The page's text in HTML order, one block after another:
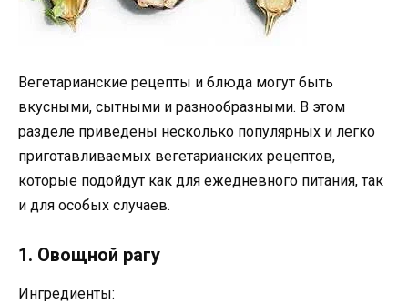
Вегетарианские рецепты и блюда могут быть
вкусными, сытными и разнообразными. В этом
разделе приведены несколько популярных и легко
приготавливаемых вегетарианских рецептов,
которые подойдут как для ежедневного питания, так
и для особых случаев.
1. Овощной рагу
Ингредиенты: